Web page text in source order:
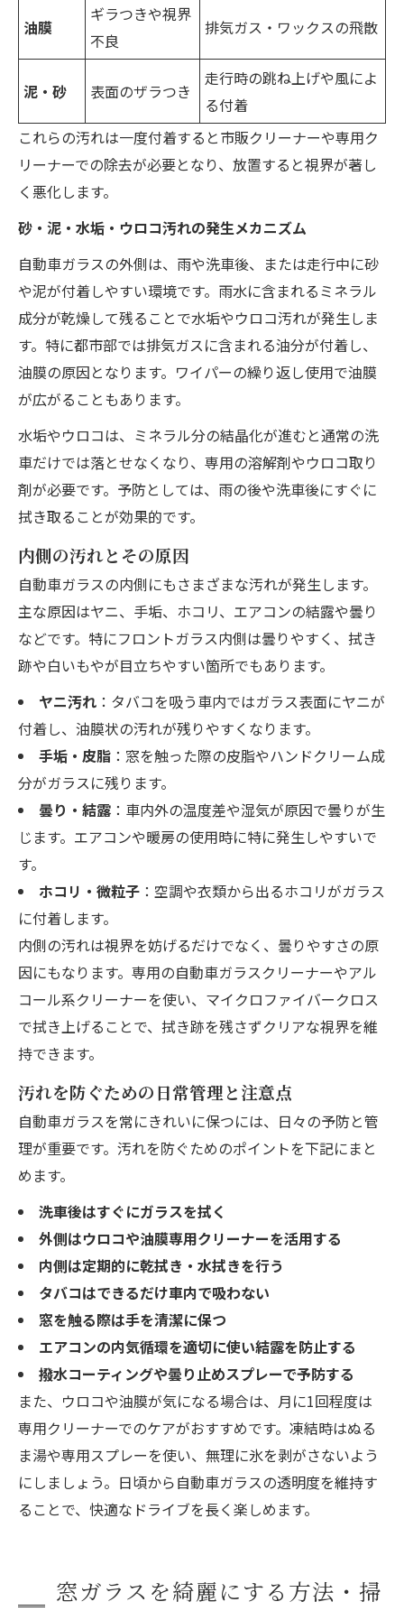
油膜
ギラつきや視界
不良
排気ガス・ワックスの飛散
泥・砂 表面のザラつき
走行時の跳ね上げや風によ
る付着
これらの汚れは一度付着すると市販クリーナーや専用ク
リーナーでの除去が必要となり、放置すると視界が著し
く悪化します。
砂・泥・水垢・ウロコ汚れの発生メカニズム
自動車ガラスの外側は、雨や洗車後、または走行中に砂
や泥が付着しやすい環境です。雨水に含まれるミネラル
成分が乾燥して残ることで水垢やウロコ汚れが発生しま
す。特に都市部では排気ガスに含まれる油分が付着し、
油膜の原因となります。ワイパーの繰り返し使用で油膜
が広がることもあります。
水垢やウロコは、ミネラル分の結晶化が進むと通常の洗
車だけでは落とせなくなり、専用の溶解剤やウロコ取り
剤が必要です。予防としては、雨の後や洗車後にすぐに
拭き取ることが効果的です。
内側の汚れとその原因
自動車ガラスの内側にもさまざまな汚れが発生します。
主な原因はヤニ、手垢、ホコリ、エアコンの結露や曇り
などです。特にフロントガラス内側は曇りやすく、拭き
跡や白いもやが目立ちやすい箇所でもあります。
ヤニ汚れ：タバコを吸う車内ではガラス表面にヤニが
付着し、油膜状の汚れが残りやすくなります。
手垢・皮脂：窓を触った際の皮脂やハンドクリーム成
分がガラスに残ります。
曇り・結露：車内外の温度差や湿気が原因で曇りが生
じます。エアコンや暖房の使用時に特に発生しやすいで
す。
ホコリ・微粒子：空調や衣類から出るホコリがガラス
に付着します。
内側の汚れは視界を妨げるだけでなく、曇りやすさの原
因にもなります。専用の自動車ガラスクリーナーやアル
コール系クリーナーを使い、マイクロファイバークロス
で拭き上げることで、拭き跡を残さずクリアな視界を維
持できます。
汚れを防ぐための日常管理と注意点
自動車ガラスを常にきれいに保つには、日々の予防と管
理が重要です。汚れを防ぐためのポイントを下記にまと
めます。
洗車後はすぐにガラスを拭く
外側はウロコや油膜専用クリーナーを活用する
内側は定期的に乾拭き・水拭きを行う
タバコはできるだけ車内で吸わない
窓を触る際は手を清潔に保つ
エアコンの内気循環を適切に使い結露を防止する
撥水コーティングや曇り止めスプレーで予防する
また、ウロコや油膜が気になる場合は、月に1回程度は
専用クリーナーでのケアがおすすめです。凍結時はぬる
ま湯や専用スプレーを使い、無理に氷を剥がさないよう
にしましょう。日頃から自動車ガラスの透明度を維持す
ることで、快適なドライブを長く楽しめます。
窓ガラスを綺麗にする方法・掃